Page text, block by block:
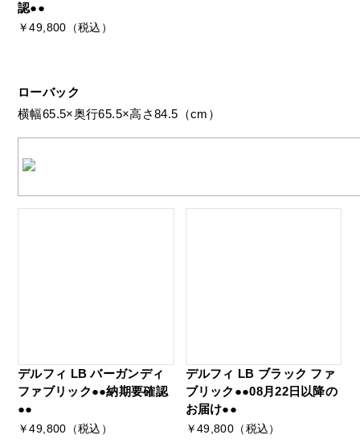
認●●
￥49,800（税込）
ローバック
横幅65.5×奥行65.5×高さ84.5（cm）
デルフィ LB バーガンディ
ファブリック●●納期要確認
●●
￥49,800（税込）
デルフィ LB ブラック ファ
ブリック●●08月22日以降の
お届け●●
￥49,800（税込）